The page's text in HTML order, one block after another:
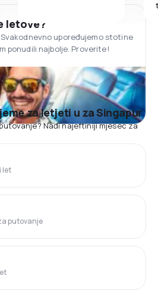
letove?
upoređujemo stotine
ponudili najbolje. Proverite!
za letjeti u za Singapur
Nađi najeftiniji mjesec za
let
putovanje